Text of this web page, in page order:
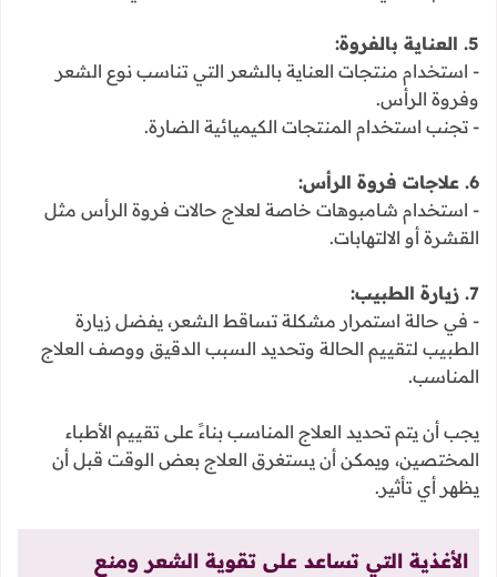
5. العناية بالفروة:
- استخدام منتجات العناية بالشعر التي تناسب نوع الشعر
وفروة الرأس.
- تجنب استخدام المنتجات الكيميائية الضارة.
6. علاجات فروة الرأس:
- استخدام شامبوهات خاصة لعلاج حالات فروة الرأس مثل
القشرة أو الالتهابات.
7. زيارة الطبيب:
- في حالة استمرار مشكلة تساقط الشعر، يفضل زيارة
الطبيب لتقييم الحالة وتحديد السبب الدقيق ووصف العلاج
المناسب.
يجب أن يتم تحديد العلاج المناسب بناءً على تقييم الأطباء
المختصين، ويمكن أن يستغرق العلاج بعض الوقت قبل أن
يظهر أي تأثير.
الأغذية التي تساعد على تقوية الشعر ومنع